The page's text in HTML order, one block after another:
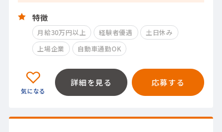
特徴
月給30万円以上 経験者優遇
土日休み
上場企業
自動車通勤OK
詳細を見る 応募する